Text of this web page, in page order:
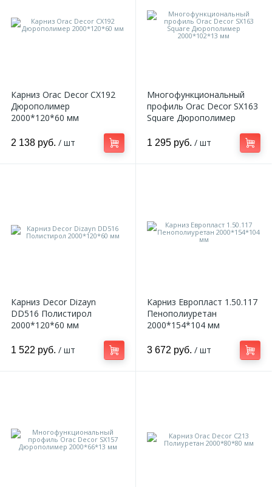
Карниз Orac Decor CX192
Дюрополимер
2000*120*60 мм
2 138 руб. / шт
Многофункциональный
профиль Orac Decor SX163
Square Дюрополимер
1 295 руб. / шт
Карниз Decor Dizayn
DD516 Полистирол
2000*120*60 мм
1 522 руб. / шт
Карниз Европласт 1.50.117
Пенополиуретан
2000*154*104 мм
3 672 руб. / шт